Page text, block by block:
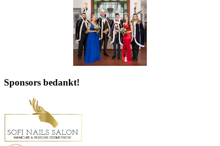
Sponsors bedankt!